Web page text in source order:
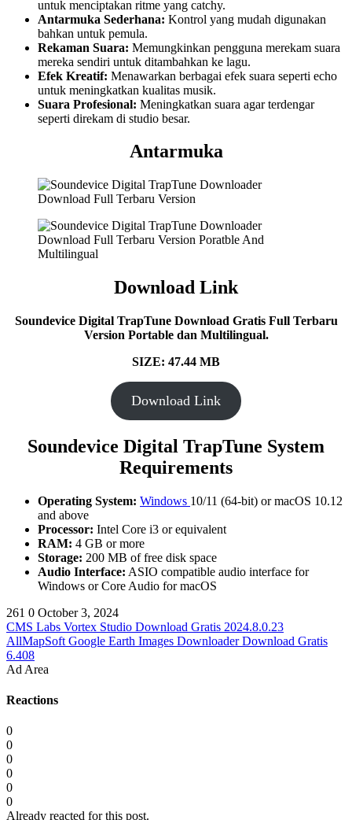
untuk menciptakan ritme yang catchy.
Antarmuka Sederhana: Kontrol yang mudah digunakan
bahkan untuk pemula.
Rekaman Suara: Memungkinkan pengguna merekam suara
mereka sendiri untuk ditambahkan ke lagu.
Efek Kreatif: Menawarkan berbagai efek suara seperti echo
untuk meningkatkan kualitas musik.
Suara Profesional: Meningkatkan suara agar terdengar
seperti direkam di studio besar.
Antarmuka
Download Link
Soundevice Digital TrapTune Download Gratis Full Terbaru
Version Portable dan Multilingual.
SIZE: 47.44 MB
Download Link
Soundevice Digital TrapTune System
Requirements
Operating System: Windows 10/11 (64-bit) or macOS 10.12
and above
Processor: Intel Core i3 or equivalent
RAM: 4 GB or more
Storage: 200 MB of free disk space
Audio Interface: ASIO compatible audio interface for
Windows or Core Audio for macOS
261 0 October 3, 2024
CMS Labs Vortex Studio Download Gratis 2024.8.0.23
AllMapSoft Google Earth Images Downloader Download Gratis
6.408
Ad Area
Reactions
0
0
0
0
0
0
Already reacted for this post.